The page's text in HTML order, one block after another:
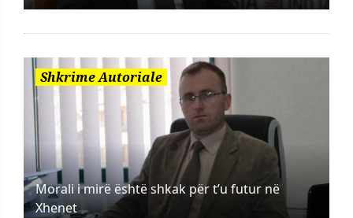
Shkrime Autoriale
Morali i mirë është shkak për t’u futur në
Xhenet